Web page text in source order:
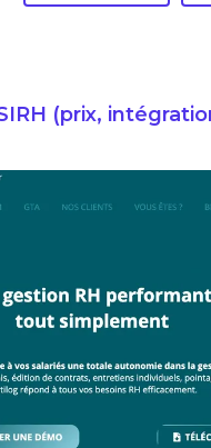
(prix,